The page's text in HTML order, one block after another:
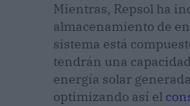
Mientras, Repsol ha
almacenamiento de
sistema está
tendrán una
energía solar
optimizando así el